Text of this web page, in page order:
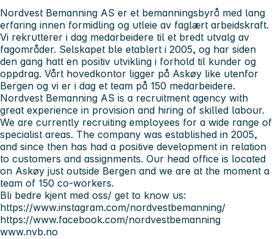
Nordvest Bemanning AS er et bemanningsbyrå med lang
erfaring innen formidling og utleie av faglært arbeidskraft.
Vi rekrutterer i dag medarbeidere til et bredt utvalg av
fagområder. Selskapet ble etablert i 2005, og har siden
den gang hatt en positiv utvikling i forhold til kunder og
oppdrag. Vårt hovedkontor ligger på Askøy like utenfor
Bergen og vi er i dag et team på 150 medarbeidere.
Nordvest Bemanning AS is a recruitment agency with
great experience in provision and hiring of skilled labour.
We are currently recruiting employees for a wide range of
specialist areas. The company was established in 2005,
and since then has had a positive development in relation
to customers and assignments. Our head office is located
on Askøy just outside Bergen and we are at the moment a
team of 150 co-workers.
Bli bedre kjent med oss/ get to know us:
https://www.instagram.com/nordvestbemanning/
https://www.facebook.com/nordvestbemanning
www.nvb.no